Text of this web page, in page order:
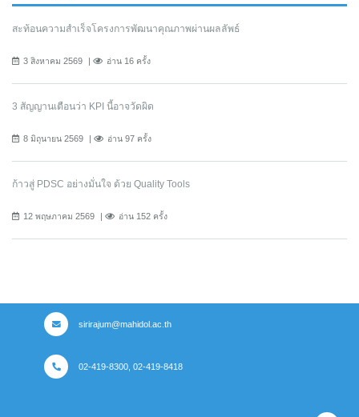
สะท้อนความสำเร็จโครงการพัฒนาคุณภาพผ่านผลลัพธ์
3 สิงหาคม 2569 อ่าน 16 ครั้ง
3 สัญญานเตือนว่า KPI นี้อาจวัดผิด
8 มิถุนายน 2569 อ่าน 97 ครั้ง
ก้าวสู่ PDSC อย่างมั่นใจ ด้วย Quality Tools
12 พฤษภาคม 2569 อ่าน 152 ครั้ง
sirirajum@mahidol.ac.th
02-419-8300, 02-419-8418